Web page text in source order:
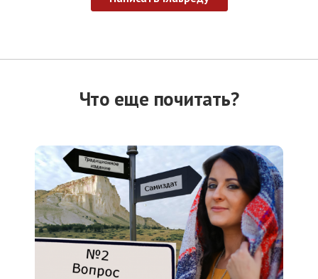
Что еще почитать?